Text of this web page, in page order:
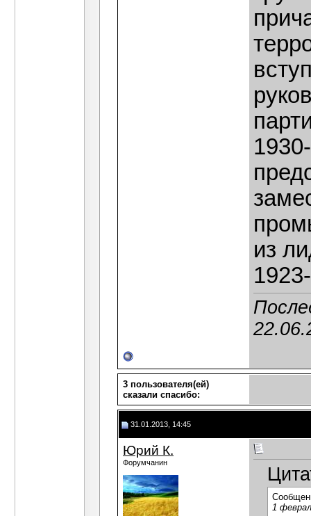
из
3 пользователя(ей)
сказали cпасибо:
31.01.2013, 14:45
Юрий К.
Форумчанин
1